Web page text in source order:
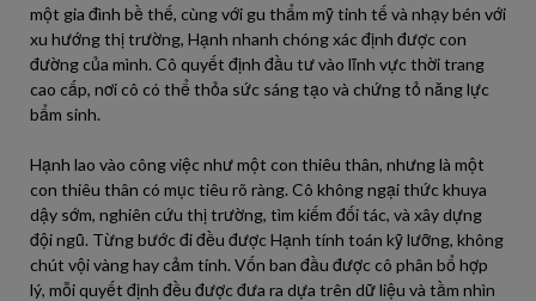
một gia đình bề thế, cùng với gu thẩm mỹ tinh tế và nhạy bén với
xu hướng thị trường, Hạnh nhanh chóng xác định được con
đường của mình. Cô quyết định đầu tư vào lĩnh vực thời trang
cao cấp, nơi cô có thể thỏa sức sáng tạo và chứng tỏ năng lực
bẩm sinh.
Hạnh lao vào công việc như một con thiêu thân, nhưng là một
con thiêu thân có mục tiêu rõ ràng. Cô không ngại thức khuya
dậy sớm, nghiên cứu thị trường, tìm kiếm đối tác, và xây dựng
đội ngũ. Từng bước đi đều được Hạnh tính toán kỹ lưỡng, không
chút vội vàng hay cảm tính. Vốn ban đầu được cô phân bổ hợp
lý, mỗi quyết định đều được đưa ra dựa trên dữ liệu và tầm nhìn